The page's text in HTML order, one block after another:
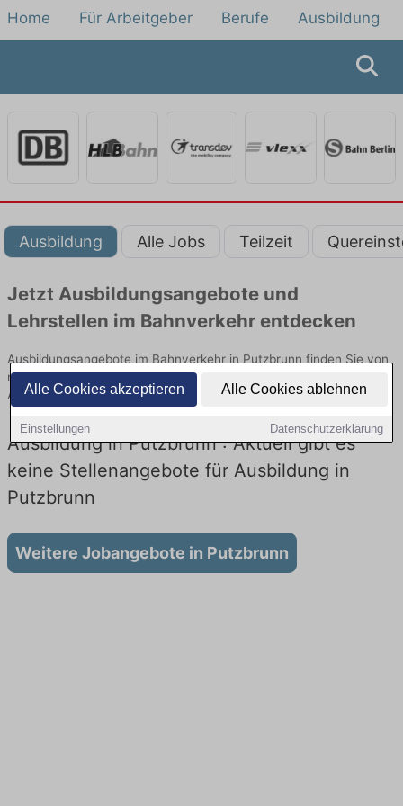
Alle Cookies akzeptieren Alle Cookies ablehnen
Einstellungen Datenschutzerklärung
Home Für Arbeitgeber Berufe Ausbildung
Ausbildung Alle Jobs Teilzeit
Jetzt Ausbildungsangebote und
Lehrstellen im Bahnverkehr entdecken
Ausbildungsangebote im Bahnverkehr in Putzbrunn finden Sie von
namhaften Firmen. Entdecken Sie freie Optionen von Top-
Arbeitgebern und bewerben Sie sich noch heute.
Ausbildung in Putzbrunn : Aktuell gibt es
keine Stellenangebote für Ausbildung in
Putzbrunn
Weitere Jobangebote in Putzbrunn